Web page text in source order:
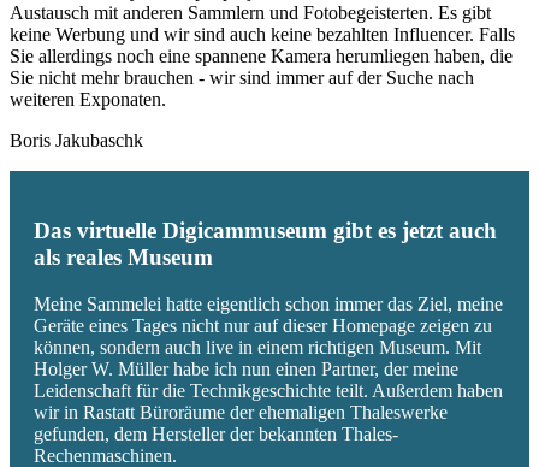
Austausch mit anderen Sammlern und Fotobegeisterten. Es gibt
keine Werbung und wir sind auch keine bezahlten Influencer. Falls
Sie allerdings noch eine spannene Kamera herumliegen haben, die
Sie nicht mehr brauchen - wir sind immer auf der Suche nach
weiteren Exponaten.
Boris Jakubaschk
Das virtuelle Digicammuseum gibt es jetzt auch
als reales Museum
Meine Sammelei hatte eigentlich schon immer das Ziel, meine
Geräte eines Tages nicht nur auf dieser Homepage zeigen zu
können, sondern auch live in einem richtigen Museum. Mit
Holger W. Müller habe ich nun einen Partner, der meine
Leidenschaft für die Technikgeschichte teilt. Außerdem haben
wir in Rastatt Büroräume der ehemaligen Thaleswerke
gefunden, dem Hersteller der bekannten Thales-
Rechenmaschinen.